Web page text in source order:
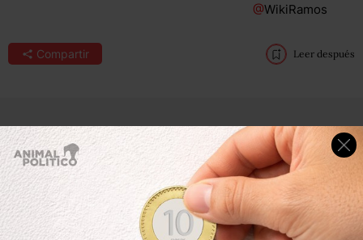
@WikiRamos
Compartir Leer después
El actor Bryan Cranston, quien ganó fama mundial por su
papel de Walter White en
Breaking Bad, enfrenta un
nuevo reto en su carrera en un comercial de la grandes
liga del beisbol estadounidense. Checa aquí el divertido
comercial que hizo Walt para la postemporada de la MLB
para TBS.